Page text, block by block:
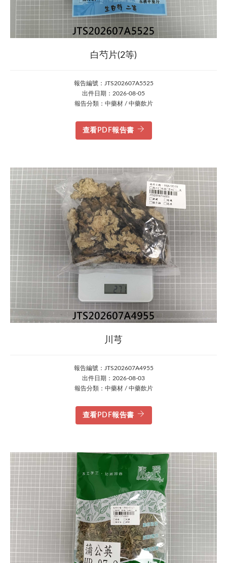
白芍片(2等)
報告編號：JTS202607A5525
出件日期：2026-08-05
報告分類：中藥材 / 中藥飲片
查看PDF報告書
川芎
報告編號：JTS202607A4955
出件日期：2026-08-03
報告分類：中藥材 / 中藥飲片
查看PDF報告書